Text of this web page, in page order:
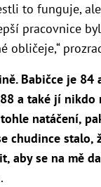
to funguje,
pracovnice
obličeje,“
Babičce je
a také jí
natáčení,
chudince stalo,
aby se na mě